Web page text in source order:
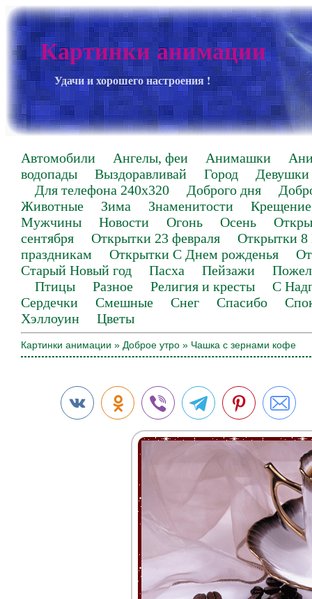
Картинки анимации
Удачи и хорошего настроения !
Автомобили Ангелы, феи Анимашки
водопады
Выздоравливай Город
Девушки
Для телефона 240х320
Доброго дня
Животные
Зима Знаменитости
Крещение
Мужчины
Новости Огонь Осень
сентября
Открытки 23 февраля
Открытки 8
праздникам
Открытки С Днем рожденья
Старый Новый год
Пасха Пейзажи
Птицы
Разное Религия и кресты
С
Сердечки
Смешные Снег Спасибо
Хэллоуин
Цветы
Картинки анимации » Доброе утро » Чашка с зернами кофе